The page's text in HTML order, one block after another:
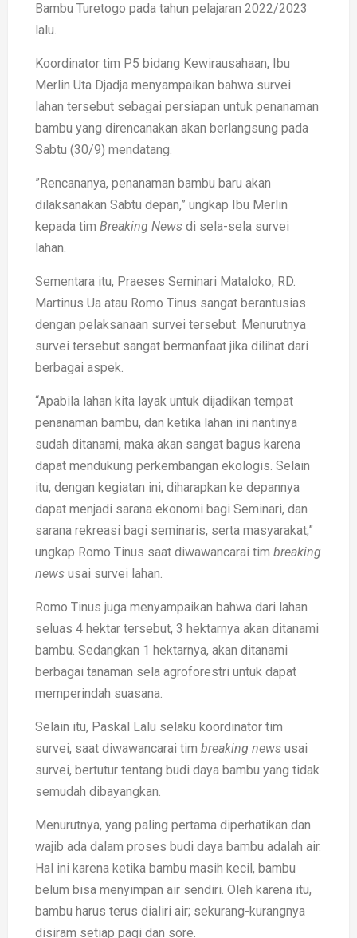
Bambu Turetogo pada tahun pelajaran 2022/2023
lalu.
Koordinator tim P5 bidang Kewirausahaan, Ibu
Merlin Uta Djadja menyampaikan bahwa survei
lahan tersebut sebagai persiapan untuk penanaman
bambu yang direncanakan akan berlangsung pada
Sabtu (30/9) mendatang.
”Rencananya, penanaman bambu baru akan
dilaksanakan Sabtu depan,” ungkap Ibu Merlin
kepada tim Breaking News di sela-sela survei
lahan.
Sementara itu, Praeses Seminari Mataloko, RD.
Martinus Ua atau Romo Tinus sangat berantusias
dengan pelaksanaan survei tersebut. Menurutnya
survei tersebut sangat bermanfaat jika dilihat dari
berbagai aspek.
“Apabila lahan kita layak untuk dijadikan tempat
penanaman bambu, dan ketika lahan ini nantinya
sudah ditanami, maka akan sangat bagus karena
dapat mendukung perkembangan ekologis. Selain
itu, dengan kegiatan ini, diharapkan ke depannya
dapat menjadi sarana ekonomi bagi Seminari, dan
sarana rekreasi bagi seminaris, serta masyarakat,”
ungkap Romo Tinus saat diwawancarai tim breaking
news usai survei lahan.
Romo Tinus juga menyampaikan bahwa dari lahan
seluas 4 hektar tersebut, 3 hektarnya akan ditanami
bambu. Sedangkan 1 hektarnya, akan ditanami
berbagai tanaman sela agroforestri untuk dapat
memperindah suasana.
Selain itu, Paskal Lalu selaku koordinator tim
survei, saat diwawancarai tim breaking news usai
survei, bertutur tentang budi daya bambu yang tidak
semudah dibayangkan.
Menurutnya, yang paling pertama diperhatikan dan
wajib ada dalam proses budi daya bambu adalah air.
Hal ini karena ketika bambu masih kecil, bambu
belum bisa menyimpan air sendiri. Oleh karena itu,
bambu harus terus dialiri air; sekurang-kurangnya
disiram setiap pagi dan sore.